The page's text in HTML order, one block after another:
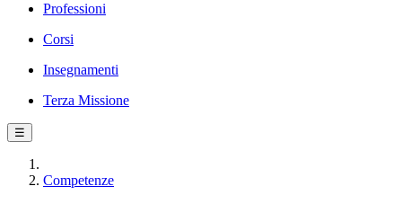
Professioni
Corsi
Insegnamenti
Terza Missione
☰
Competenze